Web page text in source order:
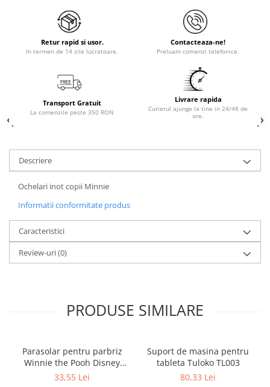
Retur rapid si usor.
In termen de 14 zile lucratoare.
Contacteaza-ne!
Preluam comenzi telefonice.
Transport Gratuit
La comenzile peste 350 RON
Livrare rapida
Curierul ajunge la tine in 24/48 de
ore.
Descriere
Ochelari inot copii Minnie
Informatii conformitate produs
Caracteristici
Review-uri(0)
PRODUSE SIMILARE
Parasolar pentru parbriz
Winnie the Pooh Disney
Eurasia 26022
33,55 Lei
Suport de masina pentru
tableta Tuloko TL003
80,33 Lei